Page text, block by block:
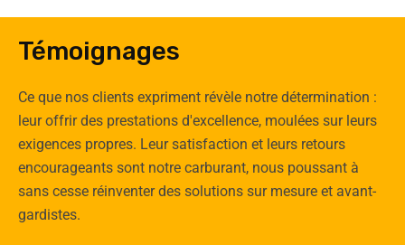
Témoignages
Ce que nos clients expriment révèle notre détermination :
leur offrir des prestations d'excellence, moulées sur leurs
exigences propres. Leur satisfaction et leurs retours
encourageants sont notre carburant, nous poussant à
sans cesse réinventer des solutions sur mesure et avant-
gardistes.